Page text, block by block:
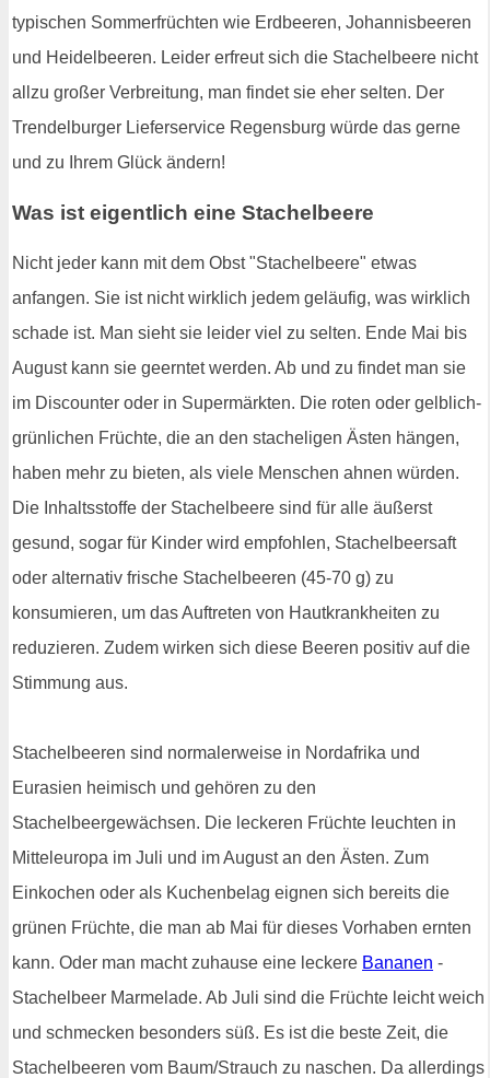
typischen Sommerfrüchten wie Erdbeeren, Johannisbeeren
und Heidelbeeren. Leider erfreut sich die Stachelbeere nicht
allzu großer Verbreitung, man findet sie eher selten. Der
Trendelburger Lieferservice Regensburg würde das gerne
und zu Ihrem Glück ändern!
Was ist eigentlich eine Stachelbeere
Nicht jeder kann mit dem Obst "Stachelbeere" etwas
anfangen. Sie ist nicht wirklich jedem geläufig, was wirklich
schade ist. Man sieht sie leider viel zu selten. Ende Mai bis
August kann sie geerntet werden. Ab und zu findet man sie
im Discounter oder in Supermärkten. Die roten oder gelblich-
grünlichen Früchte, die an den stacheligen Ästen hängen,
haben mehr zu bieten, als viele Menschen ahnen würden.
Die Inhaltsstoffe der Stachelbeere sind für alle äußerst
gesund, sogar für Kinder wird empfohlen, Stachelbeersaft
oder alternativ frische Stachelbeeren (45-70 g) zu
konsumieren, um das Auftreten von Hautkrankheiten zu
reduzieren. Zudem wirken sich diese Beeren positiv auf die
Stimmung aus.
Stachelbeeren sind normalerweise in Nordafrika und
Eurasien heimisch und gehören zu den
Stachelbeergewächsen. Die leckeren Früchte leuchten in
Mitteleuropa im Juli und im August an den Ästen. Zum
Einkochen oder als Kuchenbelag eignen sich bereits die
grünen Früchte, die man ab Mai für dieses Vorhaben ernten
kann. Oder man macht zuhause eine leckere Bananen -
Stachelbeer Marmelade. Ab Juli sind die Früchte leicht weich
und schmecken besonders süß. Es ist die beste Zeit, die
Stachelbeeren vom Baum/Strauch zu naschen. Da allerdings